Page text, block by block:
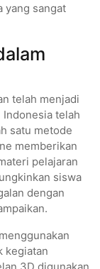
yang sangat
telah menjadi
telah
satu metode
memberikan
pelajaran
siswa
dengan
kegiatan